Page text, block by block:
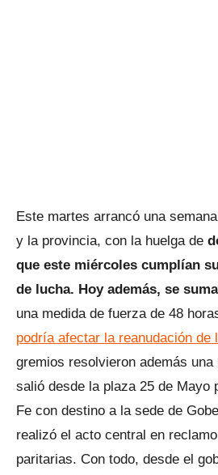
Este martes arrancó una
y la provincia, con la huelga de
que este miércoles cumplían
de lucha. Hoy además, se
una medida de fuerza de 48
podría afectar la reanudación de
gremios resolvieron además
salió desde la plaza 25 de Mayo
Fe con destino a la sede de
realizó el acto central en
paritarias. Con todo, desde el